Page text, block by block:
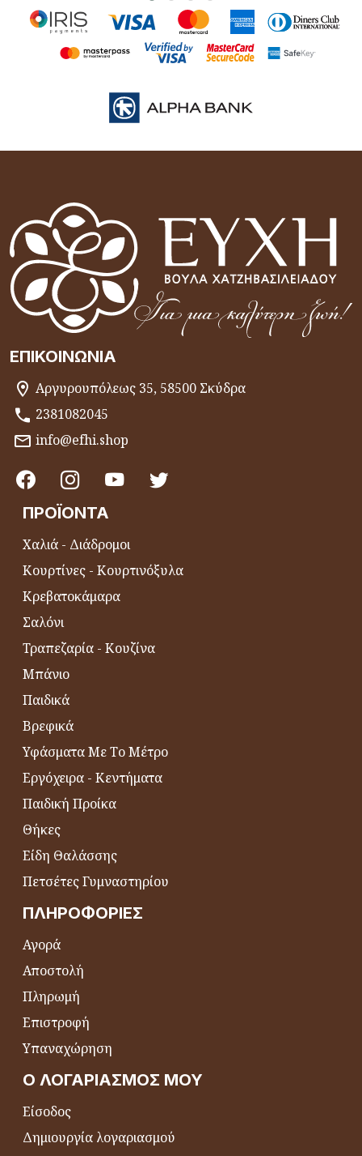
ΕΠΙΚΟΙΝΩΝΊΑ
Αργυρουπόλεως 35, 58500 Σκύδρα
2381082045
info@efhi.shop
ΠΡΟΪΌΝΤΑ
Χαλιά - Διάδρομοι
Κουρτίνες - Κουρτινόξυλα
Κρεβατοκάμαρα
Σαλόνι
Τραπεζαρία - Κουζίνα
Μπάνιο
Παιδικά
Βρεφικά
Υφάσματα Με Το Μέτρο
Εργόχειρα - Κεντήματα
Παιδική Προίκα
Θήκες
Είδη Θαλάσσης
Πετσέτες Γυμναστηρίου
ΠΛΗΡΟΦΟΡΊΕΣ
Αγορά
Αποστολή
Πληρωμή
Επιστροφή
Υπαναχώρηση
Ο ΛΟΓΑΡΙΑΣΜΌΣ ΜΟΥ
Είσοδος
Δημιουργία λογαριασμού